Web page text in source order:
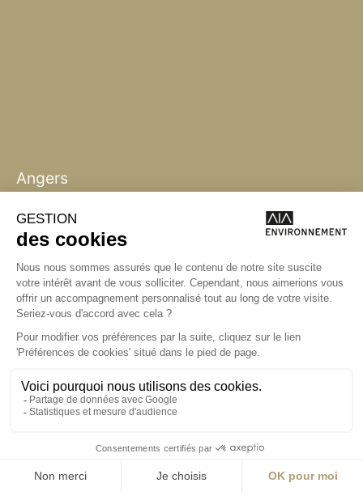
Angers
Bordeaux
Lyon
Nantes
La Station A
14 Boulevard
49000 Angers
T +33 (0)2 41 36
88 50
Écrire
environnement@aialifedesigners.fr